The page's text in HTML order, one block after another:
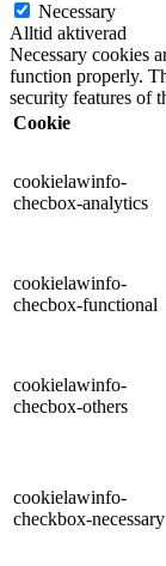
Necessary
Alltid aktiverad
Necessary cookies
function properly.
security features of
Cookie
cookielawinfo-
checbox-analytics
cookielawinfo-
checbox-functional
cookielawinfo-
checbox-others
cookielawinfo-
checkbox-necessary